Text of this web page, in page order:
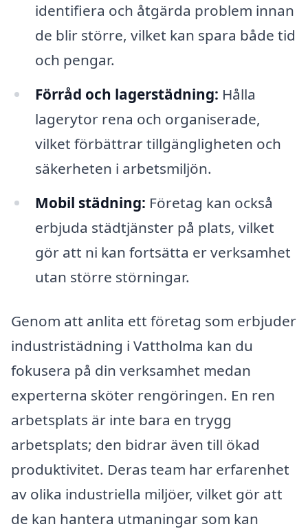
identifiera och åtgärda problem innan
de blir större, vilket kan spara både tid
och pengar.
Förråd och lagerstädning: Hålla
lagerytor rena och organiserade,
vilket förbättrar tillgängligheten och
säkerheten i arbetsmiljön.
Mobil städning: Företag kan också
erbjuda städtjänster på plats, vilket
gör att ni kan fortsätta er verksamhet
utan större störningar.
Genom att anlita ett företag som erbjuder
industristädning i Vattholma kan du
fokusera på din verksamhet medan
experterna sköter rengöringen. En ren
arbetsplats är inte bara en trygg
arbetsplats; den bidrar även till ökad
produktivitet. Deras team har erfarenhet
av olika industriella miljöer, vilket gör att
de kan hantera utmaningar som kan